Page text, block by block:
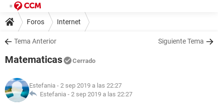
Foros Internet
Tema Anterior Siguiente Tema
Matematicas Cerrado
Estefania - 2 sep 2019 a las 22:27
Estefania - 2 sep 2019 a las 22:27